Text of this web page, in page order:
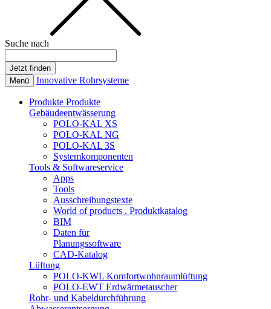
Suche nach
Menü Innovative Rohrsysteme
Produkte Produkte
Gebäudeentwässerung
POLO-KAL XS
POLO-KAL NG
POLO-KAL 3S
Systemkomponenten
Tools & Softwareservice
Apps
Tools
Ausschreibungstexte
World of products . Produktkatalog
BIM
Daten für
Planungssoftware
CAD-Katalog
Lüftung
POLO-KWL Komfortwohnraumlüftung
POLO-EWT Erdwärmetauscher
Rohr- und Kabeldurchführung